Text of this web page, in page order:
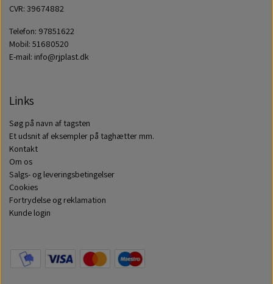
CVR: 39674882
Telefon: 97851622
Mobil: 51680520
E-mail: info@rjplast.dk
Links
Søg på navn af tagsten
Et udsnit af eksempler på taghætter mm.
Kontakt
Om os
Salgs- og leveringsbetingelser
Cookies
Fortrydelse og reklamation
Kunde login